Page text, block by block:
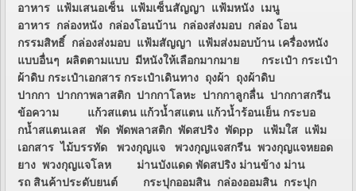
อาหาร แฟ้มเสนอเซ็น แฟ้มเซ็นสัญญา แฟ้มหนัง เมนู
อาหาร กล่องหนัง กล่องโอนบ้าน กล่องส่งมอบ กล่อง โอน
กรรมสิทธิ์ กล่องส่งมอบ แฟ้มสัญญา แฟ้มส่งมอบบ้าน เครื่องหนัง
แบบอื่นๆ ผลิตตามแบบ มีหนังให้เลือกมากมาย กระเป๋า กระเป๋า
ผ้าดิบ กระเป๋าเอกสาร กระเป๋าเดินทาง ถุงผ้า ถุงผ้าดิบ
ปากกา ปากกาพลาสติก ปากกาโลหะ ปากกาลูกลื่น ปากกาสกรีน
ข้อความ แก้วสแตน แก้วน้ำสแตน แก้วน้ำร้อนเย็น กระบอ
กน้ำสแตนเลส พัด พัดพลาสติก พัดสปริง พัดpp แฟ้มใส แฟ้ม
เอกสาร ไม้บรรทัด พวงกุญแจ พวงกุญแจสกรีน พวงกุญแจหยอด
ยาง พวงกุญแจโลห ม่านบังแดด พัดสปริง ม่านข้าง ม่าน
รถ สินค้าประดับยนต์ กระปุกออมสิน กล่องออมสิน กระปุก